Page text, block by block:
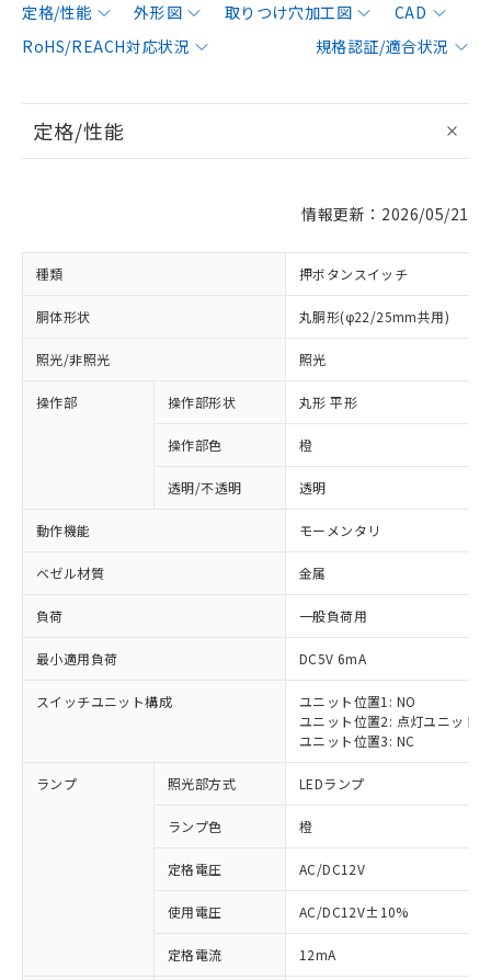
定格/性能 外形図 取りつけ穴加工図
CAD
RoHS/REACH対応状況
規格認証/適合状況
定格/性能
情報更新：2026/05/21
種類 押ボタンスイッチ
胴体形状 丸胴形(φ22/25mm共用)
照光/非照光 照光
操作部 操作部形状 丸形 平形
操作部色 橙
透明/不透明 透明
動作機能 モーメンタリ
ベゼル材質 金属
負荷 一般負荷用
最小適用負荷 DC5V 6mA
スイッチユニット構成
ユニット位置1: NO
ユニット位置2: 点灯ユニット
ユニット位置3: NC
ランプ 照光部方式 LEDランプ
ランプ色 橙
定格電圧 AC/DC12V
使用電圧 AC/DC12V±10%
定格電流 12mA